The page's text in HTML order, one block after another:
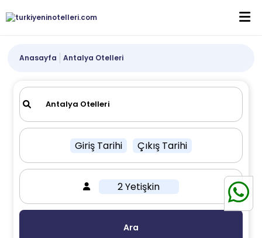
Anasayfa Antalya Otelleri
Giriş Tarihi Çıkış Tarihi
2 Yetişkin
Ara